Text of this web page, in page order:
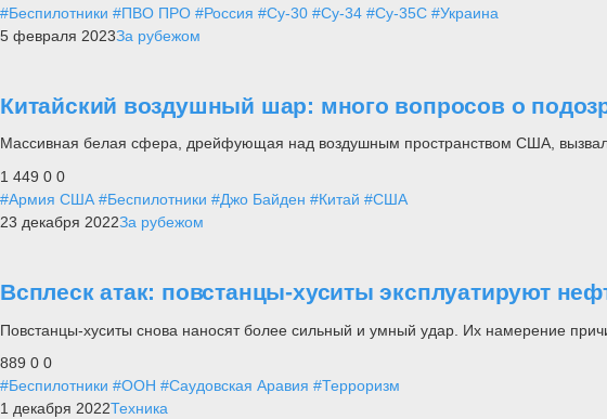
#Беспилотники #ПВО ПРО #Россия #Су-30 #Су-34 #Су-35С #Украина
5 февраля 2023За рубежом
Китайский воздушный шар: много вопросов о
Массивная белая сфера, дрейфующая над воздушным пространством США,
1 449 0 0
#Армия США #Беспилотники #Джо Байден #Китай #США
23 декабря 2022За рубежом
Всплеск атак: повстанцы-хуситы эксплуатируют
Повстанцы-хуситы снова наносят более сильный и умный удар. Их намерение
889 0 0
#Беспилотники #ООН #Саудовская Аравия #Терроризм
1 декабря 2022Техника